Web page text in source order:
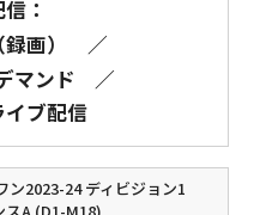
：
画）
／
マンド
／
イブ配信
2023-24 ディビジョン1